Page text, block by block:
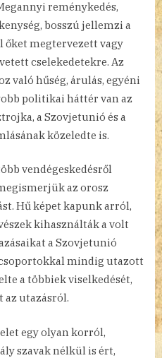
reménykedés,
bosszú jellemzi a
őket megtervezett vagy
cselekedetekre. Az
való hűség, árulás, egyéni
politikai háttér van az
a Szovjetunió és a
közeledte is.
vendégeskedésről
az orosz
Hű képet kapunk arról,
kihasználták a volt
a Szovjetunió
mindig utazott
a többiek viselkedését,
az utazásról.
egy olyan korról,
szavak nélkül is ért,